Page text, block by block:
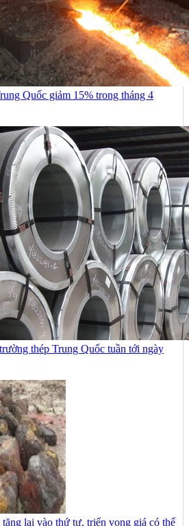
Quốc giảm 15% trong tháng 4
thép Trung Quốc tuần tới ngày
lại vào thứ tư, triển vọng giá có thể